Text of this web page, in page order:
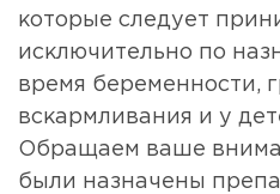
которые следует
исключительно по
время беременности,
вскармливания и у
Обращаем ваше
были назначены